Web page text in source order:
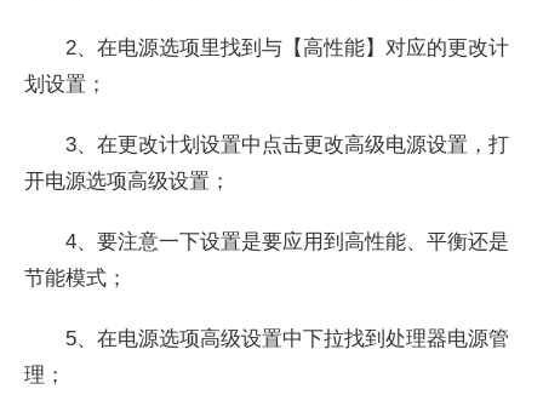
2、在电源选项里找到与【高性能】对应的更改计
划设置；
3、在更改计划设置中点击更改高级电源设置，打
开电源选项高级设置；
4、要注意一下设置是要应用到高性能、平衡还是
节能模式；
5、在电源选项高级设置中下拉找到处理器电源管
理；